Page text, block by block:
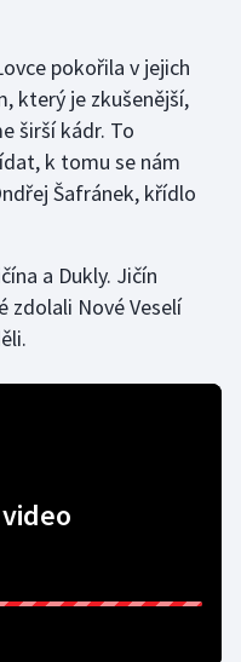
pokořila v jejich
který je zkušenější,
širší kádr. To
k tomu se nám
Šafránek, křídlo
a Dukly. Jičín
zdolali Nové Veselí